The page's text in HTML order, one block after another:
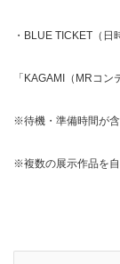
・BLUE TICKET（
「KAGAMI（MRコン
※待機・準備時間が含
※複数の展示作品を自